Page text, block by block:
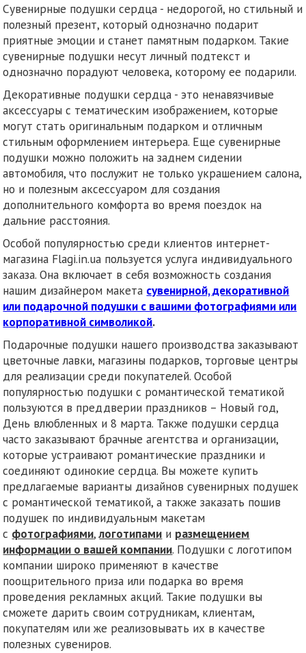
Сувенирные подушки сердца - недорогой, но стильный и
полезный презент, который однозначно подарит
приятные эмоции и станет памятным подарком. Такие
сувенирные подушки несут личный подтекст и
однозначно порадуют человека, которому ее подарили.
Декоративные подушки сердца - это ненавязчивые
аксессуары с тематическим изображением, которые
могут стать оригинальным подарком и отличным
стильным оформлением интерьера. Еще сувенирные
подушки можно положить на заднем сидении
автомобиля, что послужит не только украшением салона,
но и полезным аксессуаром для создания
дополнительного комфорта во время поездок на
дальние расстояния.
Особой популярностью среди клиентов интернет-
магазина Flagi.in.ua пользуется услуга индивидуального
заказа. Она включает в себя возможность создания
нашим дизайнером макета сувенирной, декоративной
или подарочной подушки с вашими фотографиями или
корпоративной символикой.
Подарочные подушки нашего производства заказывают
цветочные лавки, магазины подарков, торговые центры
для реализации среди покупателей. Особой
популярностью подушки с романтической тематикой
пользуются в преддверии праздников – Новый год,
День влюбленных и 8 марта. Также подушки сердца
часто заказывают брачные агентства и организации,
которые устраивают романтические праздники и
соединяют одинокие сердца. Вы можете купить
предлагаемые варианты дизайнов сувенирных подушек
с романтической тематикой, а также заказать пошив
подушек по индивидуальным макетам
с фотографиями,логотипами и размещением
информации о вашей компании. Подушки с логотипом
компании широко применяют в качестве
поощрительного приза или подарка во время
проведения рекламных акций. Такие подушки вы
сможете дарить своим сотрудникам, клиентам,
покупателям или же реализовывать их в качестве
полезных сувениров.